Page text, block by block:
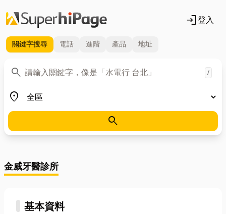
login登入
關鍵字搜尋 電話 進階 產品 地址
search
關鍵字 /
place
地區
search
金威牙醫診所
基本資料